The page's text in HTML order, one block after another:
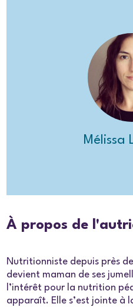
Mélissa
À propos de
Nutritionniste depuis près de
devient maman de ses
l’intérêt pour la nutrition
apparaît. Elle s’est jointe à